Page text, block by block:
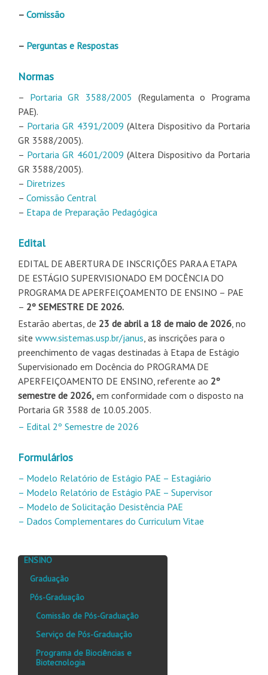
– Comissão
– Perguntas e Respostas
Normas
– Portaria GR 3588/2005 (Regulamenta o Programa
PAE).
– Portaria GR 4391/2009 (Altera Dispositivo da Portaria
GR 3588/2005).
– Portaria GR 4601/2009 (Altera Dispositivo da Portaria
GR 3588/2005).
– Diretrizes
– Comissão Central
– Etapa de Preparação Pedagógica
Edital
EDITAL DE ABERTURA DE INSCRIÇÕES PARA A ETAPA
DE ESTÁGIO SUPERVISIONADO EM DOCÊNCIA DO
PROGRAMA DE APERFEIÇOAMENTO DE ENSINO – PAE
– 2º SEMESTRE DE 2026.
Estarão abertas, de 23 de abril a 18 de maio de 2026, no
site www.sistemas.usp.br/janus, as inscrições para o
preenchimento de vagas destinadas à Etapa de Estágio
Supervisionado em Docência do PROGRAMA DE
APERFEIÇOAMENTO DE ENSINO, referente ao 2º
semestre de 2026, em conformidade com o disposto na
Portaria GR 3588 de 10.05.2005.
– Edital 2º Semestre de 2026
Formulários
– Modelo Relatório de Estágio PAE – Estagiário
– Modelo Relatório de Estágio PAE – Supervisor
– Modelo de Solicitação Desistência PAE
– Dados Complementares do Curriculum Vitae
ENSINO
Graduação
Pós-Graduação
Comissão de Pós-Graduação
Serviço de Pós-Graduação
Programa de Biociências e
Biotecnologia